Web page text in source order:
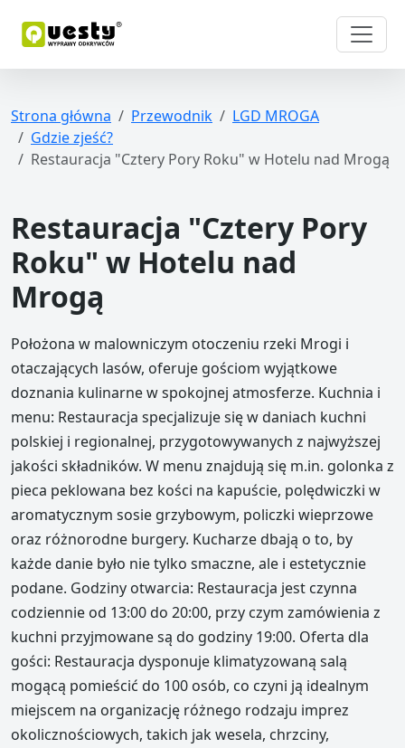
Strona główna Przewodnik
LGD MROGA
Gdzie zjeść?
Restauracja "Cztery Pory Roku" w Hotelu nad Mrogą
Restauracja "Cztery Pory
Roku" w Hotelu nad
Mrogą
Położona w malowniczym otoczeniu rzeki Mrogi i
otaczających lasów, oferuje gościom wyjątkowe
doznania kulinarne w spokojnej atmosferze. Kuchnia i
menu: Restauracja specjalizuje się w daniach kuchni
polskiej i regionalnej, przygotowywanych z najwyższej
jakości składników. W menu znajdują się m.in. golonka z
pieca peklowana bez kości na kapuście, polędwiczki w
aromatycznym sosie grzybowym, policzki wieprzowe
oraz różnorodne burgery. Kucharze dbają o to, by
każde danie było nie tylko smaczne, ale i estetycznie
podane. Godziny otwarcia: Restauracja jest czynna
codziennie od 13:00 do 20:00, przy czym zamówienia z
kuchni przyjmowane są do godziny 19:00. Oferta dla
gości: Restauracja dysponuje klimatyzowaną salą
mogącą pomieścić do 100 osób, co czyni ją idealnym
miejscem na organizację różnego rodzaju imprez
okolicznościowych, takich jak wesela, chrzciny,